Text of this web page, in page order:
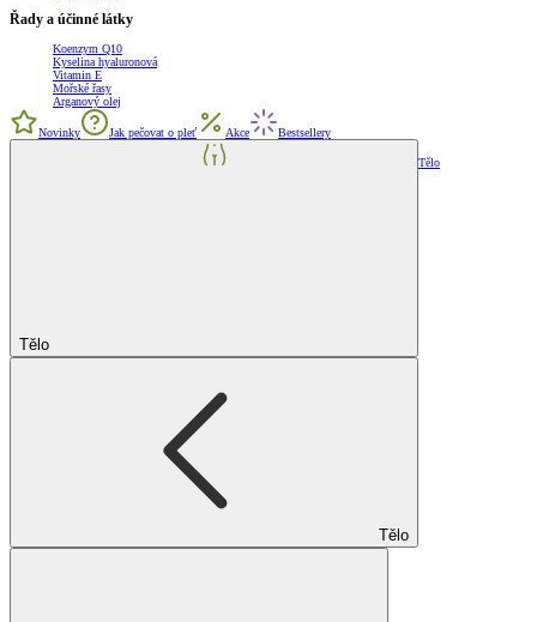
Řady a účinné látky
Koenzym Q10
Kyselina hyaluronová
Vitamin E
Mořské řasy
Arganový olej
Novinky Jak pečovat o pleť Akce Bestsellery
Tělo
Tělo
Tělo